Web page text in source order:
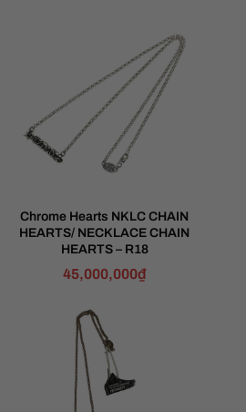
Chrome Hearts NKLC CHAIN
HEARTS/ NECKLACE CHAIN
HEARTS – R18
45,000,000₫